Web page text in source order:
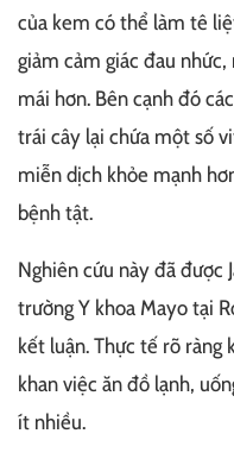
của kem có thể làm tê
giảm cảm giác đau
mái hơn. Bên cạnh đó
trái cây lại chứa một số
miễn dịch khỏe mạnh
bệnh tật.
Nghiên cứu này đã được
trường Y khoa Mayo tại
kết luận. Thực tế rõ ràng
khan việc ăn đồ lạnh,
ít nhiều.